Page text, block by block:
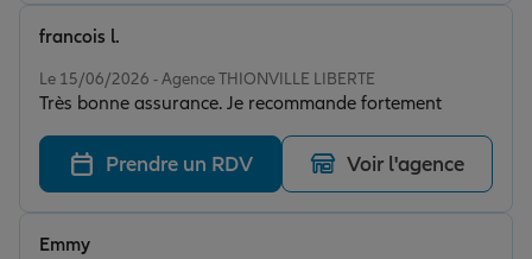
Le 15/06/2026 - Agence THIONVILLE LIBERTE
Très bonne assurance. Je recommande fortement
francois l.
Prendre un RDV Voir l'agence
Emmy